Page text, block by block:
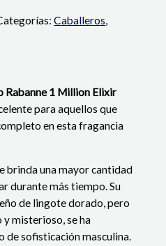
Caballeros,
Rabanne 1 Million Elixir
para aquellos que
en esta fragancia
brinda una mayor cantidad
durante más tiempo. Su
de lingote dorado, pero
y misterioso, se ha
de sofisticación masculina.